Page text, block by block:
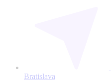
Bratislava